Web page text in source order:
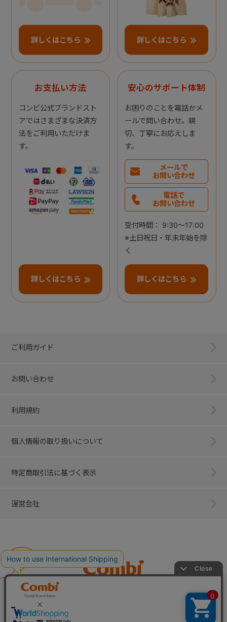
詳しくはこちら 詳しくはこちら
お支払い方法
コンビ公式ブランドスト
アではさまざまな決済方
法をご利用いただけま
す。
詳しくはこちら
安心のサポート体制
お困りのことを電話かメ
ールで問い合わせ。親
切、丁寧にお応えしま
す。
メールで
お問い合わせ
電話で
お問い合わせ
受付時間： 9:30～17:00
※土日祝日・年末年始を除
く
詳しくはこちら
ご利用ガイド
お問い合わせ
利用規約
個人情報の取り扱いについて
特定商取引法に基づく表示
運営会社